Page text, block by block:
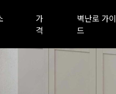
가
격
벽난로 가이
드